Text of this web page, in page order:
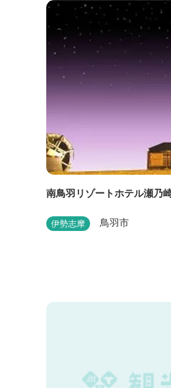
南鳥羽リゾートホテル瀬乃
伊勢志摩 鳥羽市